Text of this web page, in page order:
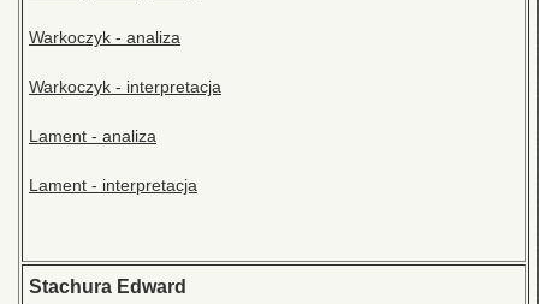
Warkoczyk - analiza
Warkoczyk - interpretacja
Lament - analiza
Lament - interpretacja
Stachura Edward